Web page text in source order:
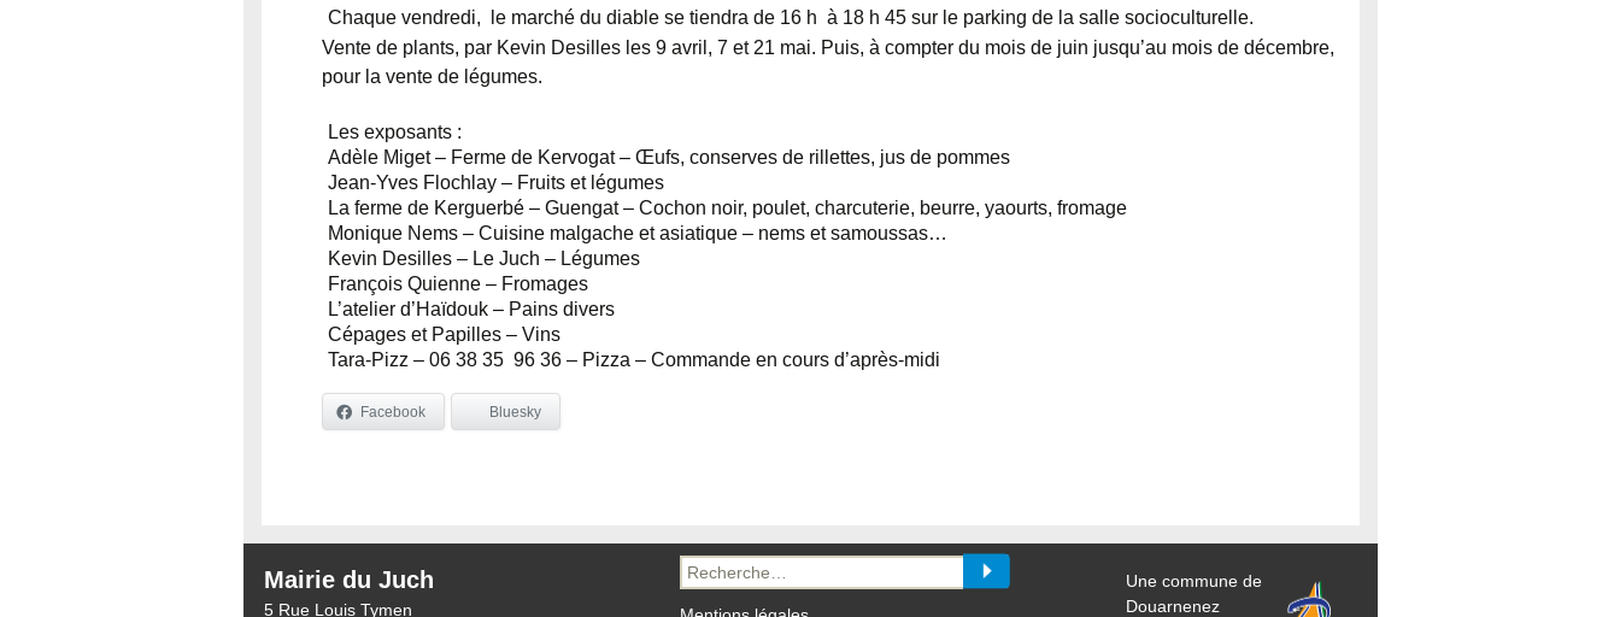
Chaque vendredi, le marché du diable se tiendra de 16 h à 18 h 45 sur le parking de la salle socioculturelle.
Vente de plants, par Kevin Desilles les 9 avril, 7 et 21 mai. Puis, à compter du mois de juin jusqu’au mois de décembre,
pour la vente de légumes.
Les exposants :
Adèle Miget – Ferme de Kervogat – Œufs, conserves de rillettes, jus de pommes
Jean-Yves Flochlay – Fruits et légumes
La ferme de Kerguerbé – Guengat – Cochon noir, poulet, charcuterie, beurre, yaourts, fromage
Monique Nems – Cuisine malgache et asiatique – nems et samoussas…
Kevin Desilles – Le Juch – Légumes
François Quienne – Fromages
L’atelier d’Haïdouk – Pains divers
Cépages et Papilles – Vins
Tara-Pizz – 06 38 35 96 36 – Pizza – Commande en cours d’après-midi
Facebook Bluesky
Mairie du Juch
5 Rue Louis Tymen
Recherche
pour :
Une commune de
Douarnenez